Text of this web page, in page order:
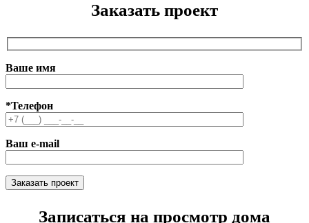
Заказать проект
Ваше имя
*Телефон
Ваш e-mail
Записаться на просмотр дома